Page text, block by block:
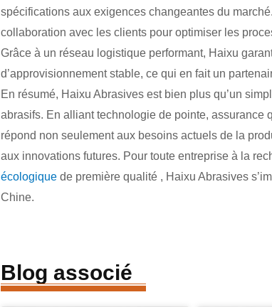
spécifications aux exigences changeantes du
collaboration avec les clients pour optimiser les
Grâce à un réseau logistique performant, Haixu
d’approvisionnement stable, ce qui en fait un
En résumé, Haixu Abrasives est bien plus qu’un
abrasifs. En alliant technologie de pointe,
répond non seulement aux besoins actuels de la
aux innovations futures. Pour toute entreprise à la
écologique de première qualité , Haixu Abrasives
Chine.
Blog associé